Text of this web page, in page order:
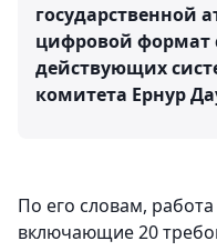
государственной
цифровой формат
действующих
комитета Ернур
По его словам,
включающие 20